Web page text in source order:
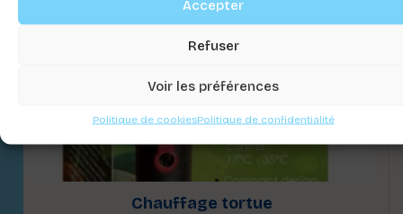
Accepter
Refuser
Voir les préférences
Politique de cookiesPolitique de confidentialité
Chauffage tortue